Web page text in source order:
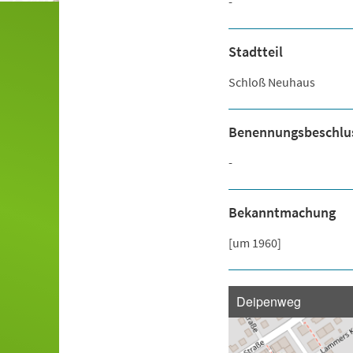
Stadtteil
Schloß Neuhaus
-
Bekanntmachung
[um 1960]
Deipenweg